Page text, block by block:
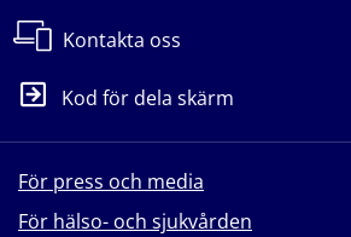
Kontakta oss
Kod för dela skärm
För press och media
För hälso- och sjukvården